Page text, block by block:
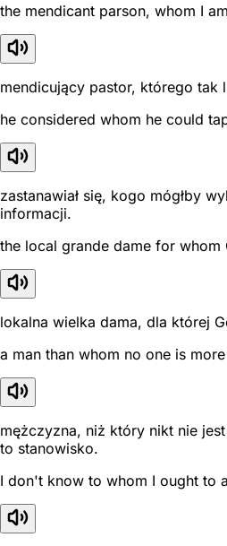
the mendicant parson, whom I
mendicujący pastor, którego tak
he considered whom he could
zastanawiał się, kogo mógłby
informacji.
the local grande dame for whom
lokalna wielka dama, dla której
a man than whom no one is
mężczyzna, niż który nikt nie
to stanowisko.
I don't know to whom I ought to